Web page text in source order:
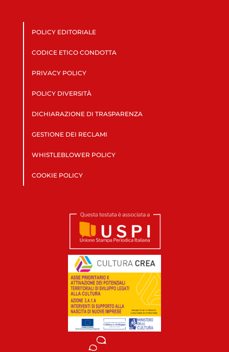
POLICY EDITORIALE
CODICE ETICO CONDOTTA
PRIVACY POLICY
POLICY DIVERSITÀ
DICHIARAZIONE DI TRASPARENZA
GESTIONE DEI RECLAMI
WHISTLEBLOWER POLICY
COOKIE POLICY